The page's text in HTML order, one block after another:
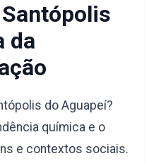
da
do Aguapeí?
química e o
e contextos sociais.